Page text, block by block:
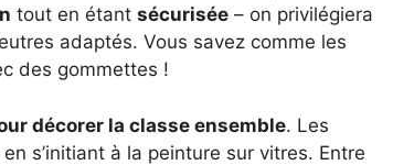
tout en étant sécurisée – on privilégiera
adaptés. Vous savez comme les
des gommettes !
décorer la classe ensemble. Les
s’initiant à la peinture sur vitres. Entre